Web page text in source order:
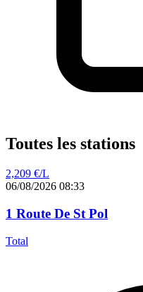
Toutes les stations
2,209 €/L
06/08/2026 08:33
1 Route De St Pol
Total